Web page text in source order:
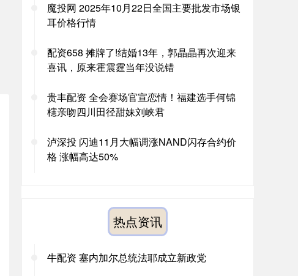
魔投网 2025年10月22日全国主要批发市场银
耳价格行情
配资658 摊牌了!结婚13年，郭晶晶再次迎来
喜讯，原来霍震霆当年没说错
贵丰配资 全会赛场官宣恋情！福建选手何锦
櫶亲吻四川田径甜妹刘峡君
泸深投 闪迪11月大幅调涨NAND闪存合约价
格 涨幅高达50%
热点资讯
牛配资 塞内加尔总统法耶成立新政党